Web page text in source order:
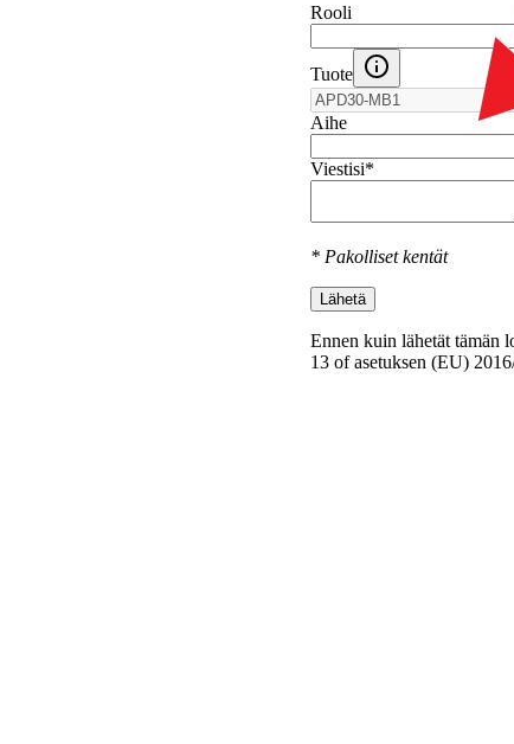
Rooli
Tuote
Aihe
Viestisi*
* Pakolliset kentät
Lähetä
Ennen kuin lähetät tämän
13 оf asetuksen (EU)